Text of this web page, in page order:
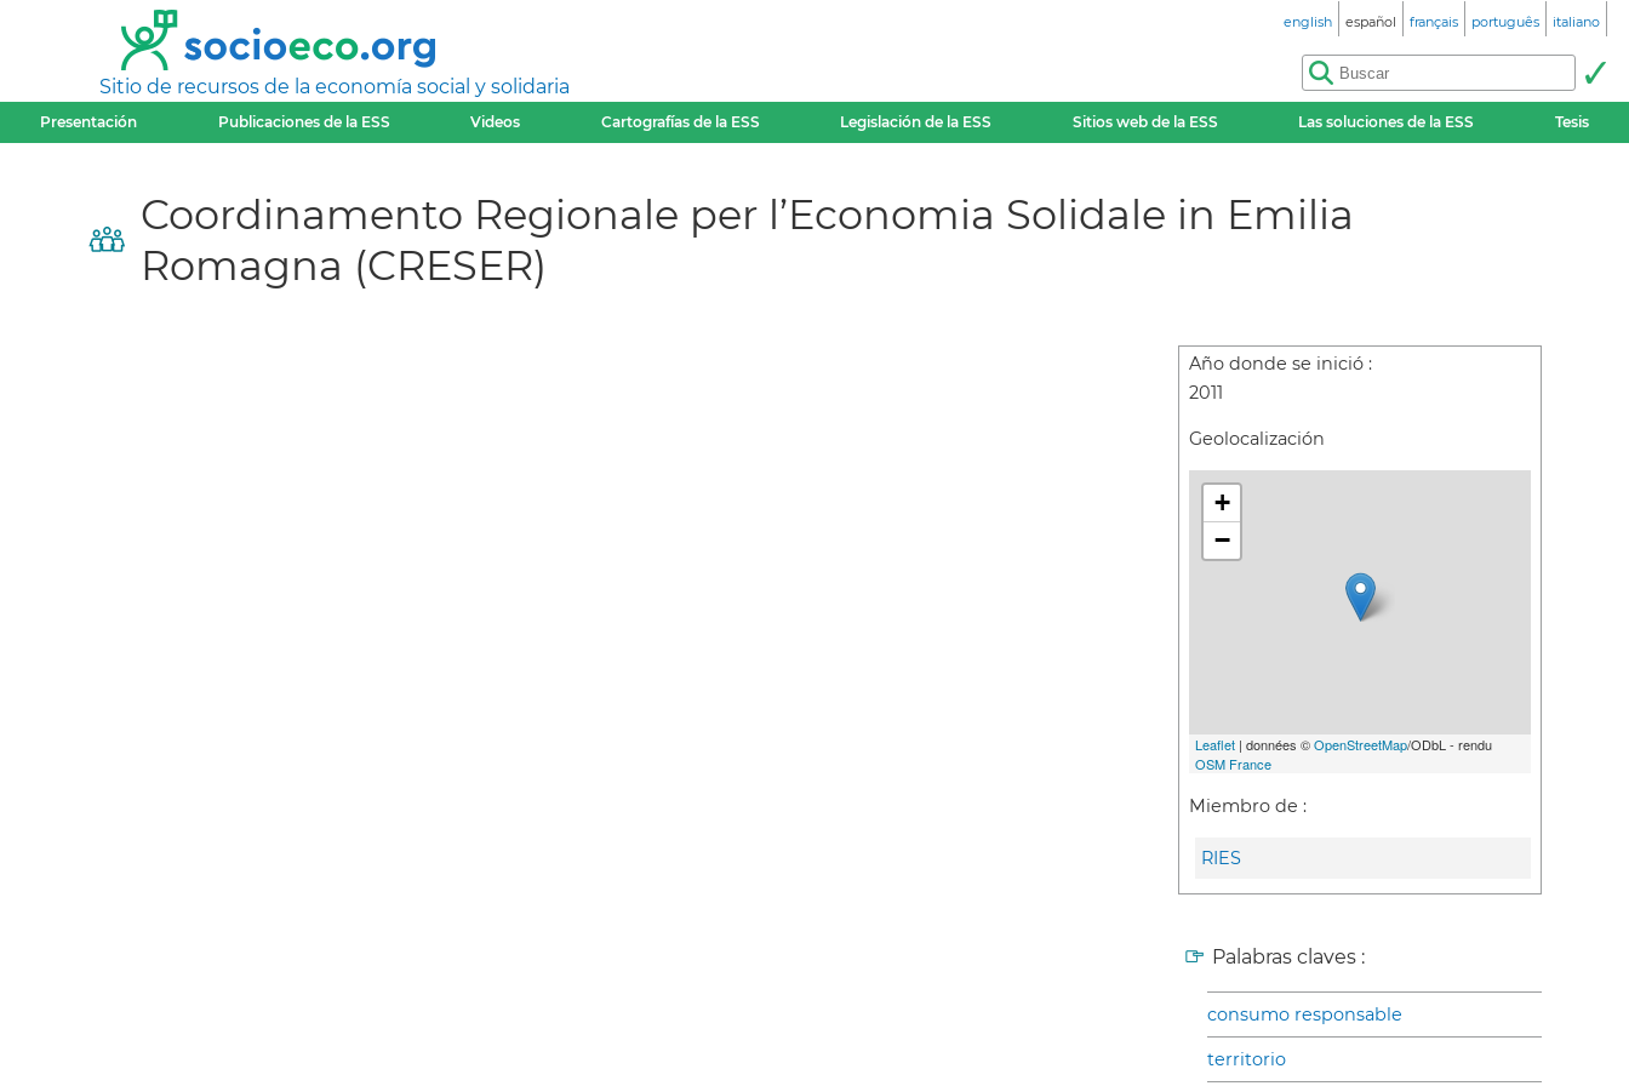
Sitio de recursos de la economía social y solidaria
english español français português italiano
Presentación Publicaciones de la ESS Videos Cartografías de la ESS Legislación de la ESS Sitios web de la ESS Las soluciones de la ESS Tesis
Coordinamento Regionale per l’Economia Solidale in Emilia
Romagna (CRESER)
Año donde se inició :
2011
Geolocalización
+
−
Leaflet | données ©OpenStreetMap/ODbL - rendu
OSM France
Miembro de :
RIES
Palabras claves :
consumo responsable
territorio